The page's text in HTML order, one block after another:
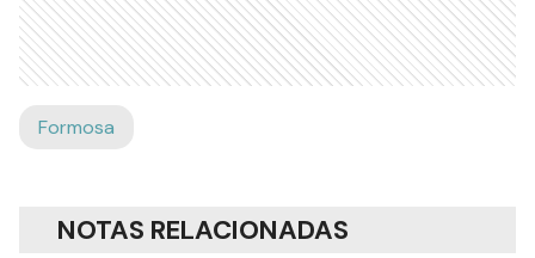
Formosa
NOTAS RELACIONADAS